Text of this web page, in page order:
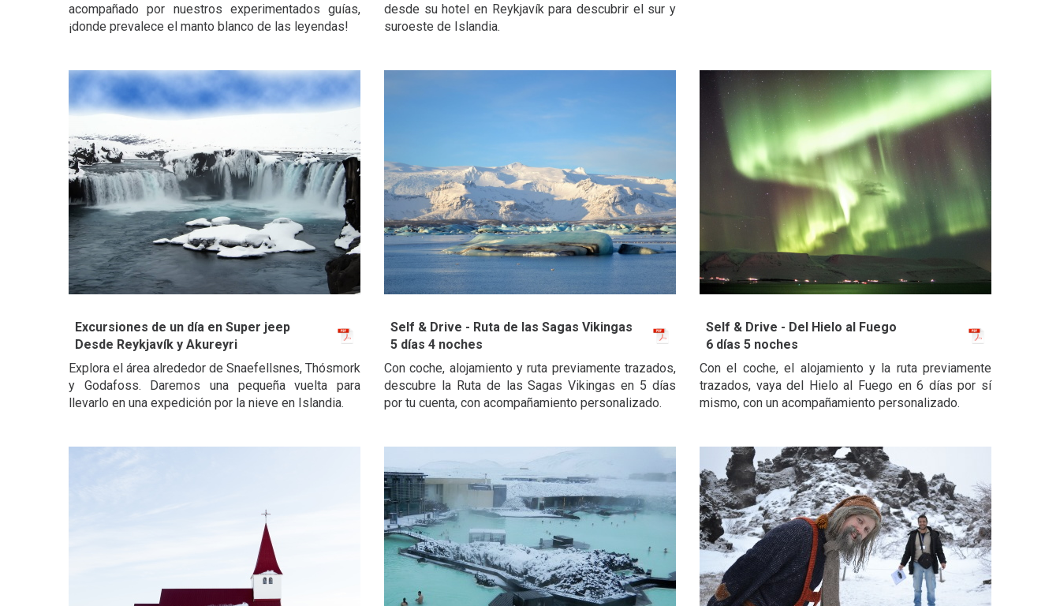
acompañado por nuestros experimentados guías,
¡donde prevalece el manto blanco de las leyendas!
desde su hotel en Reykjavík para descubrir el sur y
suroeste de Islandia.
Excursiones de un día en Super jeep
Desde Reykjavík y Akureyri
Explora el área alrededor de Snaefellsnes, Thósmork
y Godafoss. Daremos una pequeña vuelta para
llevarlo en una expedición por la nieve en Islandia.
Self & Drive - Ruta de las Sagas Vikingas
5 días 4 noches
Con coche, alojamiento y ruta previamente trazados,
descubre la Ruta de las Sagas Vikingas en 5 días
por tu cuenta, con acompañamiento personalizado.
Self & Drive - Del Hielo al Fuego
6 días 5 noches
Con el coche, el alojamiento y la ruta previamente
trazados, vaya del Hielo al Fuego en 6 días por sí
mismo, con un acompañamiento personalizado.